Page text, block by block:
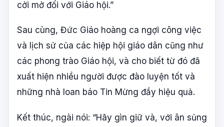
cởi mở đối với Giáo hội.”
Sau cùng, Đức Giáo hoàng ca ngợi công việc
và lịch sử của các hiệp hội giáo dân cũng như
các phong trào Giáo hội, và cho biết từ đó đã
xuất hiện nhiều người được đào luyện tốt và
những nhà loan báo Tin Mừng đầy hiệu quả.
Kết thúc, ngài nói: “Hãy gìn giữ và, với ân sủng